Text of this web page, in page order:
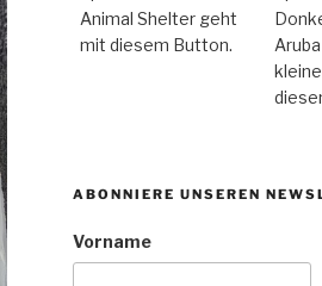
Animal Shelter geht
mit diesem Button.
ABONNIERE UNSEREN
Vorname